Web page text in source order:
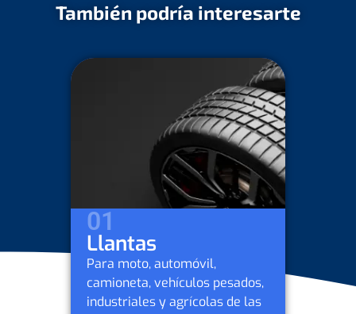
También podría interesarte
camioneta, vehículos
industriales y